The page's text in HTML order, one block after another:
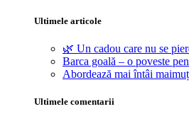
Ultimele articole
🌿 Un cadou care nu se
Barca goală – o poveste
Abordează mai întâi
Ultimele comentarii